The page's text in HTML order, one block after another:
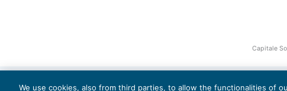
Capitale
We use cookies, also from third parties, to allow the functionalities of